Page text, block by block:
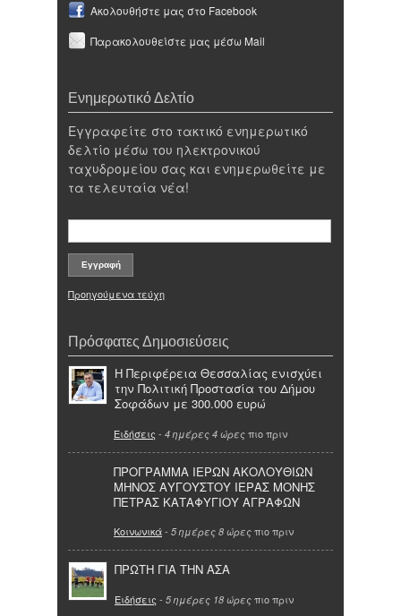
Ακολουθήστε μας στο Facebook
Παρακολουθείστε μας μέσω Mail
Ενημερωτικό Δελτίο
Εγγραφείτε στο τακτικό ενημερωτικό
δελτίο μέσω του ηλεκτρονικού
ταχυδρομείου σας και ενημερωθείτε με
τα τελευταία νέα!
Προηγούμενα τεύχη
Πρόσφατες Δημοσιεύσεις
Η Περιφέρεια Θεσσαλίας ενισχύει
την Πολιτική Προστασία του Δήμου
Σοφάδων με 300.000 ευρώ
Ειδήσεις - 4 ημέρες 4 ώρες πιο πριν
ΠΡΟΓΡΑΜΜΑ ΙΕΡΩΝ ΑΚΟΛΟΥΘΙΩΝ
ΜΗΝΟΣ ΑΥΓΟΥΣΤΟΥ ΙΕΡΑΣ ΜΟΝΗΣ
ΠΕΤΡΑΣ ΚΑΤΑΦΥΓΙΟΥ ΑΓΡΑΦΩΝ
Κοινωνικά- 5 ημέρες 8 ώρες πιο πριν
ΠΡΩΤΗ ΓΙΑ ΤΗΝ ΑΣΑ
Ειδήσεις - 5 ημέρες 18 ώρες πιο πριν